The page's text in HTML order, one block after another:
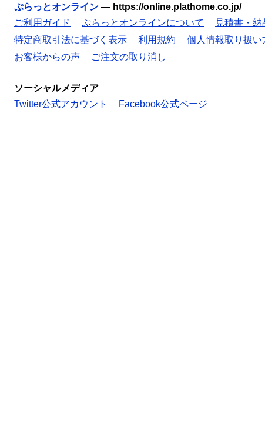
ぷらっとオンライン — https://online.plathome.co.jp/
ご利用ガイド
ぷらっとオンラインについて 見積書・
特定商取引法に基づく表示
利用規約 個人情報取り扱い
お客様からの声
ご注文の取り消し
ソーシャルメディア
Twitter公式アカウント
Facebook公式ページ